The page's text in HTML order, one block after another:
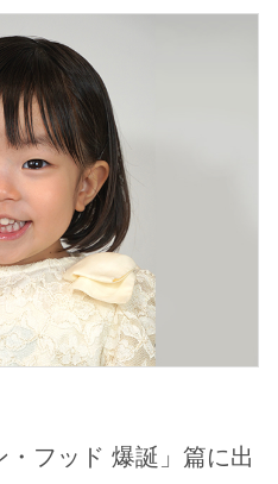
フッド 爆誕」篇に出